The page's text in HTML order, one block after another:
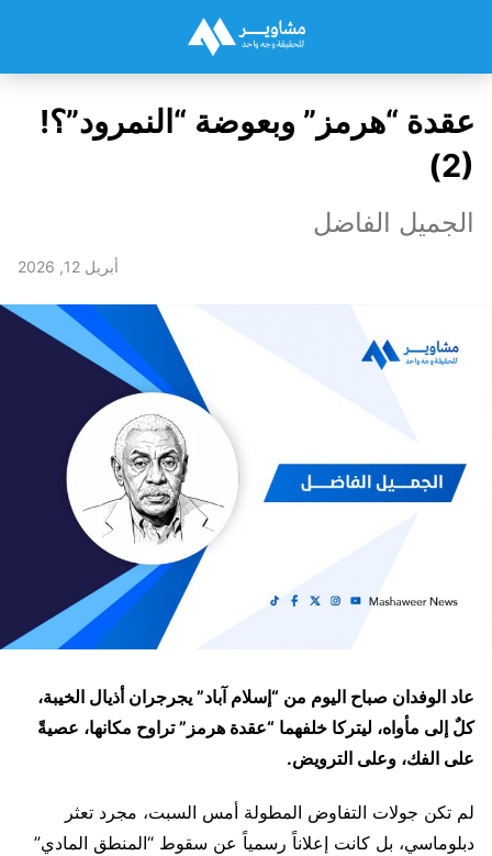
عقدة “هرمز” وبعوضة “النمرود”؟!
(2)
الجميل الفاضل
أبريل 12, 2026
عاد الوفدان صباح اليوم من “إسلام آباد” يجرجران أذيال الخيبة،
كلٌ إلى مأواه، ليتركا خلفهما “عقدة هرمز” تراوح مكانها، عصيةً
على الفك، وعلى الترويض.
لم تكن جولات التفاوض المطولة أمس السبت، مجرد تعثر
دبلوماسي، بل كانت إعلاناً رسمياً عن سقوط “المنطق المادي”